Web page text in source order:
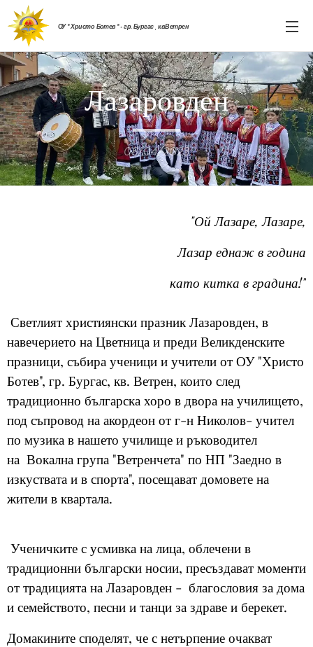
ОУ " Христо Ботев " - гр. Бургас , кв.Ветрен
Лазаровден
08/04/2023
"Ой Лазаре, Лазаре,
Лазар еднаж в година
като китка в градина!"
Светлият християнски празник Лазаровден, в
навечерието на Цветница и преди Великденските
празници, събира ученици и учители от ОУ "Христо
Ботев", гр. Бургас, кв. Ветрен, които след
традиционно българска хоро в двора на училището,
под съпровод на акордеон от г-н Николов- учител
по музика в нашето училище и ръководител
на Вокална група "Ветренчета" по НП "Заедно в
изкуствата и в спорта", посещават домовете на
жители в квартала.
Ученичките с усмивка на лица, облечени в
традиционни български носии, пресъздават моменти
от традицията на Лазаровден - благословия за дома
и семейството, песни и танци за здраве и берекет.
Домакините споделят, че с нетърпение очакват